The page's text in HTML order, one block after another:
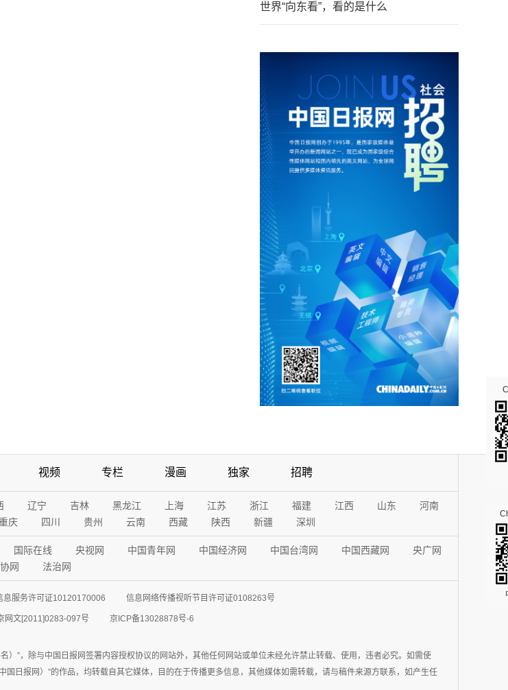
世界“向东看”，看的是什么
视频 专栏 漫画 独家 招聘
辽宁 吉林 黑龙江 上海 江苏 浙江 福建 江西 山东
河南
庆 四川 贵州 云南 西藏 陕西 新疆 深圳
国际在线 央视网 中国青年网 中国经济网 中国台湾网 中国西藏网
央广网
网 法治网
息服务许可证10120170006 信息网络传播视听节目许可证0108263号
网文[2011]0283-097号 京ICP备13028878号-6
）”，除与中国日报网签署内容授权协议的网站外，其他任何网站或单位未经允许禁止转载、使用，违者必究。如需使
日报网）”的作品，均转载自其它媒体，目的在于传播更多信息，其他媒体如需转载，请与稿件来源方联系，如产生任